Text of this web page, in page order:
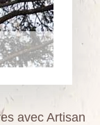
avec Artisan